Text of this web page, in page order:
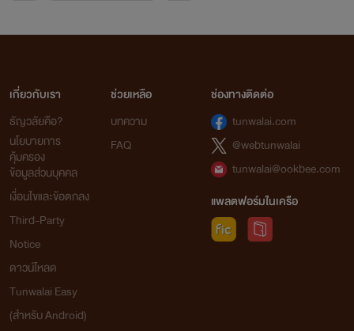
เกี่ยวกับเรา
ธัญวลัยคือ?
นโยบายการ
คุ้มครอง
ข้อมูลส่วนบุคคล
เงื่อนไขและข้อตกลง
Third-Party
Notice
ดาวน์โหลด
Tunwalai Easy
(สำหรับ Android)
ช่วยเหลือ
บทความ
FAQ
ช่องทางติดต่อ
tunwalai.com
@webtunwalai
tunwalai@ookbee.com
แพลตฟอร์มในเครือ